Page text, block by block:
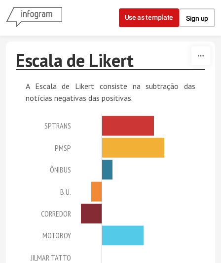
Skip to content
Use as template Sign up
Escala de Likert
A Escala de Likert consiste na subtração das
notícias negativas das positivas.
SPTRANS
PMSP
ÔNIBUS
B.U.
CORREDOR
MOTOBOY
JILMAR TATTO